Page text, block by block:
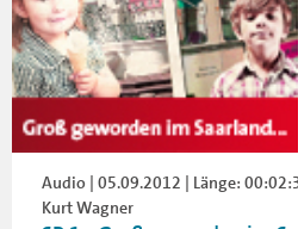
Audio | 05.09.2012 | Länge:
Kurt Wagner